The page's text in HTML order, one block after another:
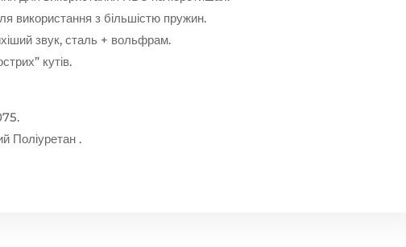
використання з більшістю пружин.
звук, сталь + вольфрам.
кутів.
Поліуретан .